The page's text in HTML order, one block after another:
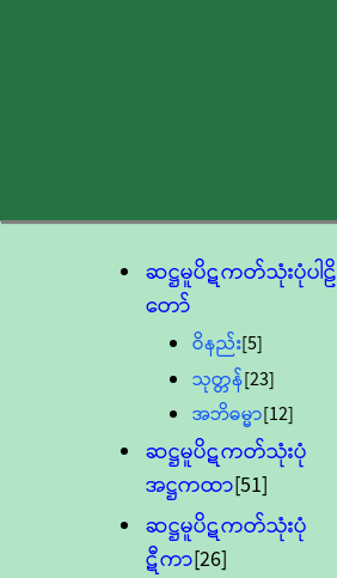
ဆဋ္ဌမူပိဋကတ်သုံးပုံပါဠိ
တော်
ဝိနည်း[5]
သုတ္တန်[23]
အဘိဓမ္မာ[12]
ဆဋ္ဌမူပိဋကတ်သုံးပုံ
အဋ္ဌကထာ[51]
ဆဋ္ဌမူပိဋကတ်သုံးပုံ
ဋီကာ[26]